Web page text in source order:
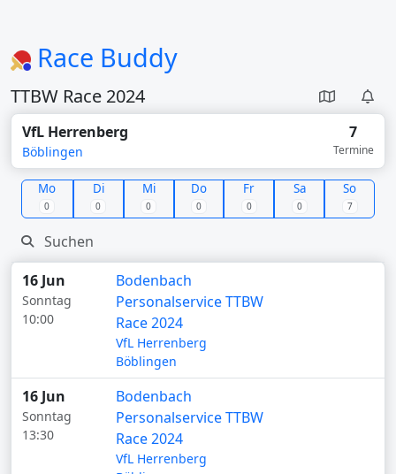
Race Buddy
TTBW Race 2024
VfL Herrenberg
Böblingen
7
Termine
Mo
0
Di
0
Mi
0
Do
0
Fr
0
Sa
0
So
7
16 Jun
Sonntag
10:00
Bodenbach
Personalservice TTBW
Race 2024
VfL Herrenberg
Böblingen
16 Jun
Sonntag
13:30
Bodenbach
Personalservice TTBW
Race 2024
VfL Herrenberg